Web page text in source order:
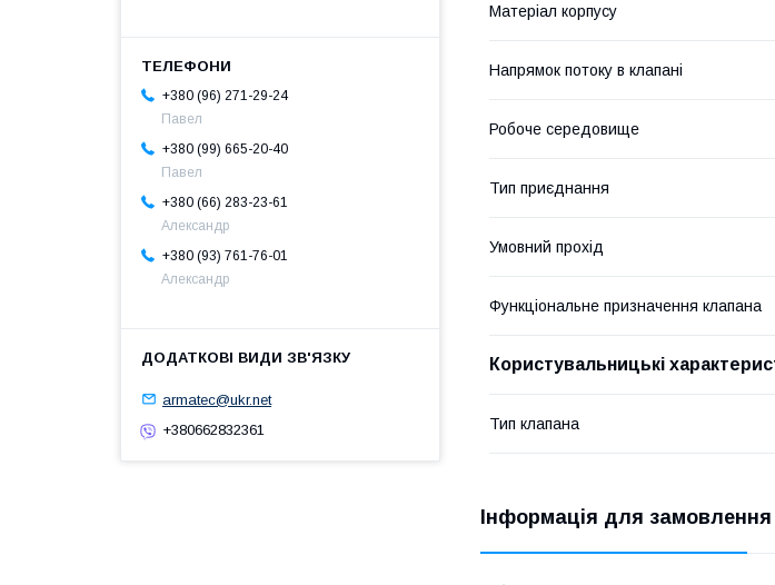
Матеріал корпусу
Напрямок потоку в клапані
Робоче середовище
Тип приєднання
Умовний прохід
Функціональне призначення клапана
Користувальницькі
Тип клапана
Інформація для замовлення
+380 (96) 271-29-24
Павел
+380 (99) 665-20-40
Павел
+380 (66) 283-23-61
Александр
+380 (93) 761-76-01
Александр
armatec@ukr.net
+380662832361